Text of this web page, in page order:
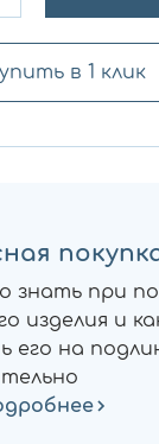
в 1 клик
знать при
изделия и
его на